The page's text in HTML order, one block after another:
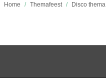
Home / Themafeest / Disco thema